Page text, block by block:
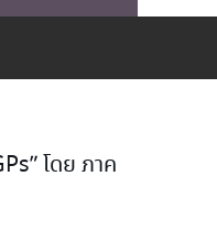
โดย ภาค